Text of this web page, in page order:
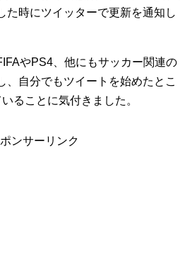
た時にツイッターで更新を通知し
やPS4、他にもサッカー関連の
、自分でもツイートを始めたとこ
ることに気付きました。
ンサーリンク